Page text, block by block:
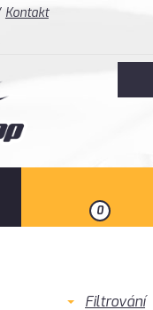
Kontakt
0
Filtrování